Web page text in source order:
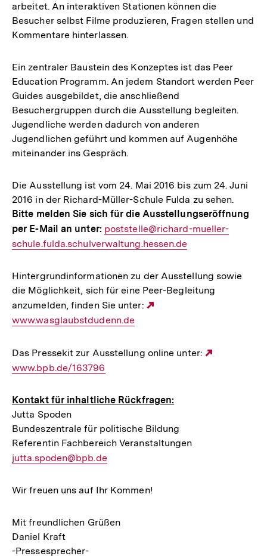
arbeitet. An interaktiven Stationen können die
Besucher selbst Filme produzieren, Fragen stellen und
Kommentare hinterlassen.
Ein zentraler Baustein des Konzeptes ist das Peer
Education Programm. An jedem Standort werden Peer
Guides ausgebildet, die anschließend
Besuchergruppen durch die Ausstellung begleiten.
Jugendliche werden dadurch von anderen
Jugendlichen geführt und kommen auf Augenhöhe
miteinander ins Gespräch.
Die Ausstellung ist vom 24. Mai 2016 bis zum 24. Juni
2016 in der Richard-Müller-Schule Fulda zu sehen.
Bitte melden Sie sich für die Ausstellungseröffnung
per E-Mail an unter: E-
Mail
poststelle@richard-mueller-
schule.fulda.schulverwaltung.hessen.de
Hintergrundinformationen zu der Ausstellung sowie
die Möglichkeit, sich für eine Peer-Begleitung
anzumelden, finden Sie unter:
www.wasglaubstdudenn.de
Das Pressekit zur Ausstellung online unter:
www.bpb.de/163796
Kontakt für inhaltliche Rückfragen:
Jutta Spoden
Bundeszentrale für politische Bildung
Referentin Fachbereich Veranstaltungen
E-
Link:
jutta.spoden@bpb.de
Wir freuen uns auf Ihr Kommen!
Mit freundlichen Grüßen
Daniel Kraft
-Pressesprecher-